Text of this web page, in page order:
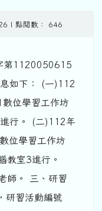
| 點閱數： 646
第1120050615
如下： (一)112
位學習工作坊
行。 (二)112年
位學習工作坊
教室3進行。
師。 三、研習
研習活動編號